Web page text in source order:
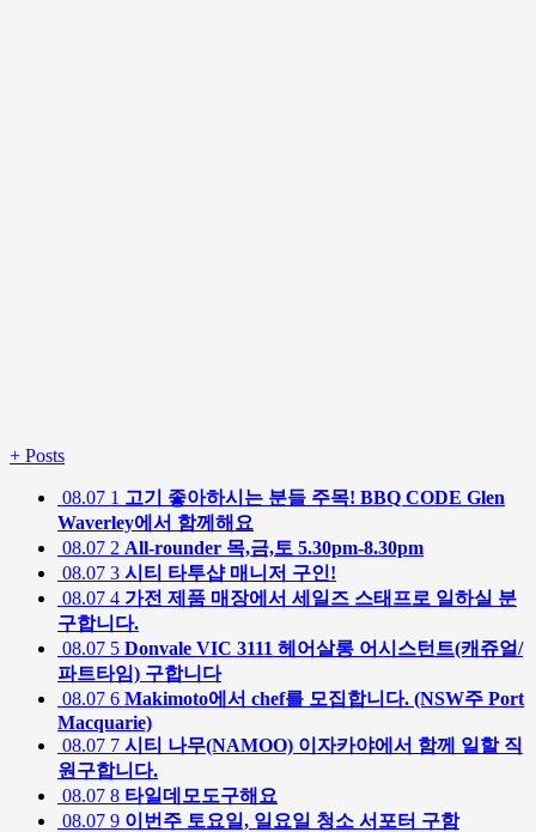
+ Posts
08.07 1 고기 좋아하시는 분들 주목! BBQ CODE Glen
Waverley에서 함께해요
08.07 2 All-rounder 목,금,토 5.30pm-8.30pm
08.07 3 시티 타투샵 매니저 구인!
08.07 4 가전 제품 매장에서 세일즈 스태프로 일하실 분
구합니다.
08.07 5 Donvale VIC 3111 헤어살롱 어시스턴트(캐쥬얼/
파트타임) 구합니다
08.07 6 Makimoto에서 chef를 모집합니다. (NSW주 Port
Macquarie)
08.07 7 시티 나무(NAMOO) 이자카야에서 함께 일할 직
원구합니다.
08.07 8 타일데모도구해요
08.07 9 이번주 토요일, 일요일 청소 서포터 구함